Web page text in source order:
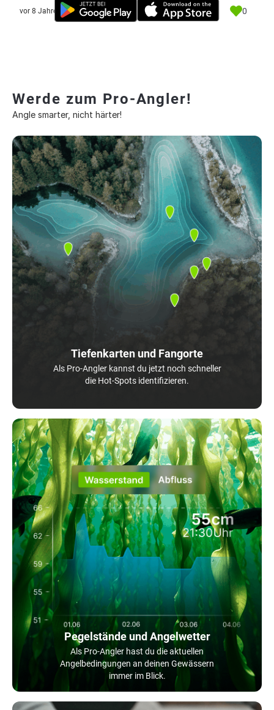
vor 8 Jahre 0
Werde zum Pro-Angler!
Angle smarter, nicht härter!
Tiefenkarten und Fangorte
Als Pro-Angler kannst du jetzt noch schneller
die Hot-Spots identifizieren.
Pegelstände und Angelwetter
Als Pro-Angler hast du die aktuellen
Angelbedingungen an deinen Gewässern
immer im Blick.